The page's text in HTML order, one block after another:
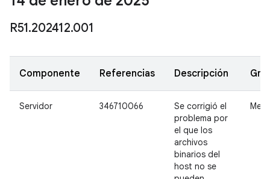
R51.202412.001
Componente Referencias Descripción
Servidor 346710066
Se corrigió el
problema por
el que los
archivos
binarios del
host no se